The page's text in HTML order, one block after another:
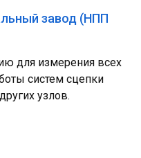
завод (НПП
для измерения всех
систем сцепки
узлов.